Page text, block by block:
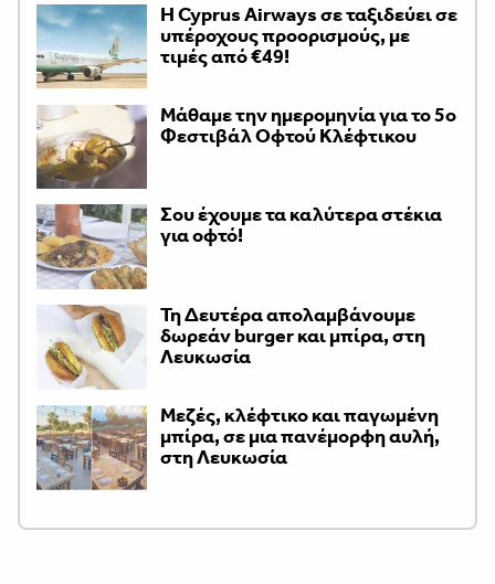
H Cyprus Airways σε ταξιδεύει σε
υπέροχους προορισμούς, με
τιμές από €49!
Μάθαμε την ημερομηνία για το 5ο
Φεστιβάλ Οφτού Κλέφτικου
Σου έχουμε τα καλύτερα στέκια
για οφτό!
Τη Δευτέρα απολαμβάνουμε
δωρεάν burger και μπίρα, στη
Λευκωσία
Μεζές, κλέφτικο και παγωμένη
μπίρα, σε μια πανέμορφη αυλή,
στη Λευκωσία